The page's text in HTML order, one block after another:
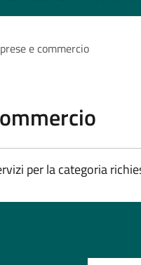
e commercio
per la categoria